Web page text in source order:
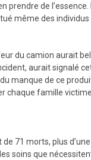
de
même des
du camion aurait
aurait signalé
manque de ce
chaque famille
71 morts, plus
soins que